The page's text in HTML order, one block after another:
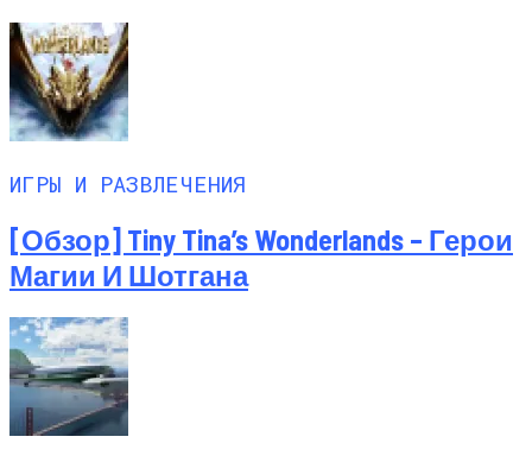
ИГРЫ И РАЗВЛЕЧЕНИЯ
[Обзор] Tiny Tina’s Wonderlands – Герои
Магии И Шотгана